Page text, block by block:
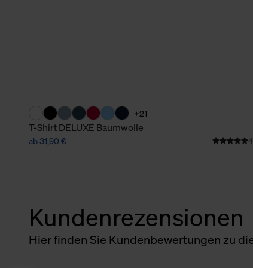
+21
T-Shirt DELUXE Baumwolle
ab 31,90 €
Kundenrezensionen
Hier finden Sie Kundenbewertungen zu